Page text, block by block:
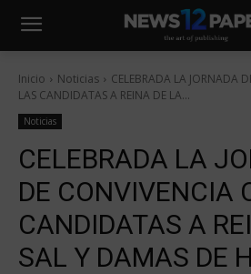
Inicio Noticias
CELEBRADA LA JORNADA
LAS CANDIDATAS A REINA DE LA...
Noticias
CELEBRADA LA
DE CONVIVENCIA
CANDIDATAS A
SAL Y DAMAS DE